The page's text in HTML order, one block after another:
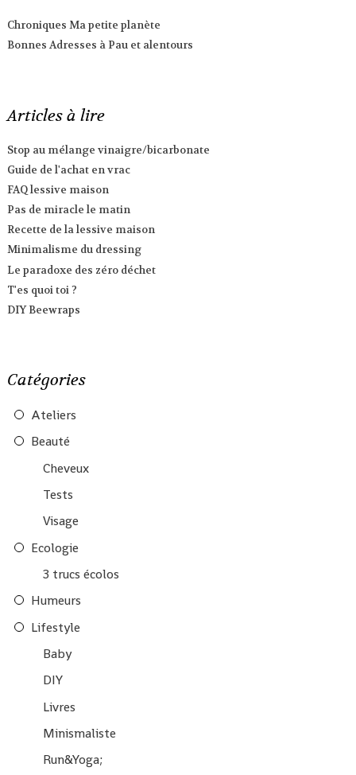
Chroniques Ma petite planète
Bonnes Adresses à Pau et alentours
Articles à lire
Stop au mélange vinaigre/bicarbonate
Guide de l'achat en vrac
FAQ lessive maison
Pas de miracle le matin
Recette de la lessive maison
Minimalisme du dressing
Le paradoxe des zéro déchet
T'es quoi toi ?
DIY Beewraps
Catégories
Ateliers
Beauté
Cheveux
Tests
Visage
Ecologie
3 trucs écolos
Humeurs
Lifestyle
Baby
DIY
Livres
Minismaliste
Run&Yoga;